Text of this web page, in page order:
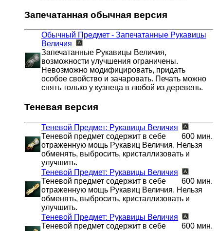
Запечатанная обычная версия
Обычный Предмет - Запечатанные Рукавицы
Величия
Запечатанные Рукавицы Величия,
возможности улучшения ограничены.
Невозможно модифицировать, придать
особое свойство и зачаровать. Печать можно
снять только у кузнеца в любой из деревень.
Теневая версия
Теневой Предмет: Рукавицы Величия
600 мин.
Теневой предмет содержит в себе
отраженную мощь Рукавиц Величия. Нельзя
обменять, выбросить, кристаллизовать и
улучшить.
Теневой Предмет: Рукавицы Величия
600 мин.
Теневой предмет содержит в себе
отраженную мощь Рукавиц Величия. Нельзя
обменять, выбросить, кристаллизовать и
улучшить.
Теневой Предмет: Рукавицы Величия
600 мин.
Теневой предмет содержит в себе